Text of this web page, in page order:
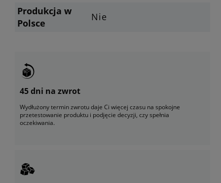
Produkcja w
Polsce
Nie
45 dni na zwrot
Wydłużony termin zwrotu daje Ci więcej czasu na spokojne
przetestowanie produktu i podjęcie decyzji, czy spełnia
oczekiwania.